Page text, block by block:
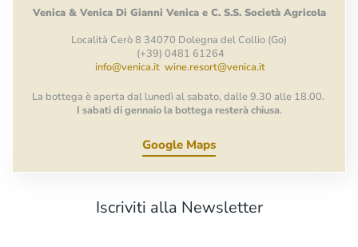
Venica & Venica Di Gianni Venica e C. S.S. Società Agricola
Località Cerò 8 34070 Dolegna del Collio (Go)
(+39) 0481 61264
info@venica.it wine.resort@venica.it
La bottega è aperta dal lunedì al sabato, dalle 9.30 alle 18.00.
I sabati di gennaio la bottega resterà chiusa.
Google Maps
Iscriviti alla Newsletter